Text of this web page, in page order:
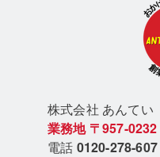
株式会社 あんてい
業務地 〒957-0232
電話 0120-278-607